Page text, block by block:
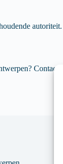
autoriteit.